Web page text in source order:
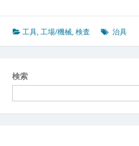
支
え
工具,工場/機械,検査 治具
検索